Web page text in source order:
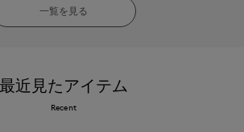
一覧を見る
最近見たアイテム
Recent